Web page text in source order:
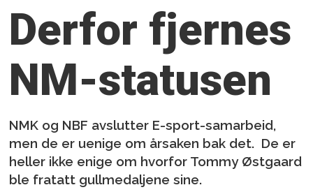
Derfor fjernes
NM-statusen
NMK og NBF avslutter E-sport-samarbeid,
men de er uenige om årsaken bak det. De er
heller ikke enige om hvorfor Tommy Østgaard
ble fratatt gullmedaljene sine.